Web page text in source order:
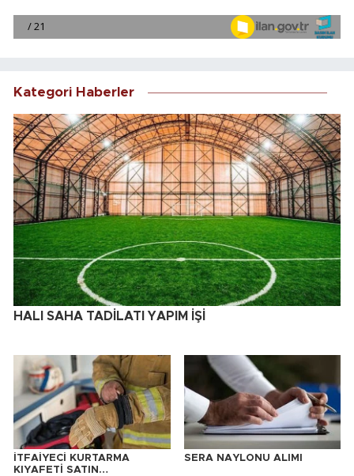
Kategori Haberler
HALI SAHA TADİLATI YAPIM İŞİ
İTFAİYECİ KURTARMA
KIYAFETİ SATIN
SERA NAYLONU ALIMI